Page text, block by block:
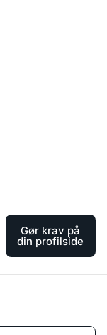
Gør krav på
din profilside